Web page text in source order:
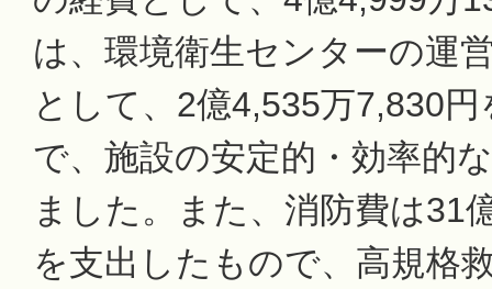
は、環境衛生センターの運
として、2億4,535万7,830
で、施設の安定的・効率的
ました。また、消防費は31
を支出したもので、高規格